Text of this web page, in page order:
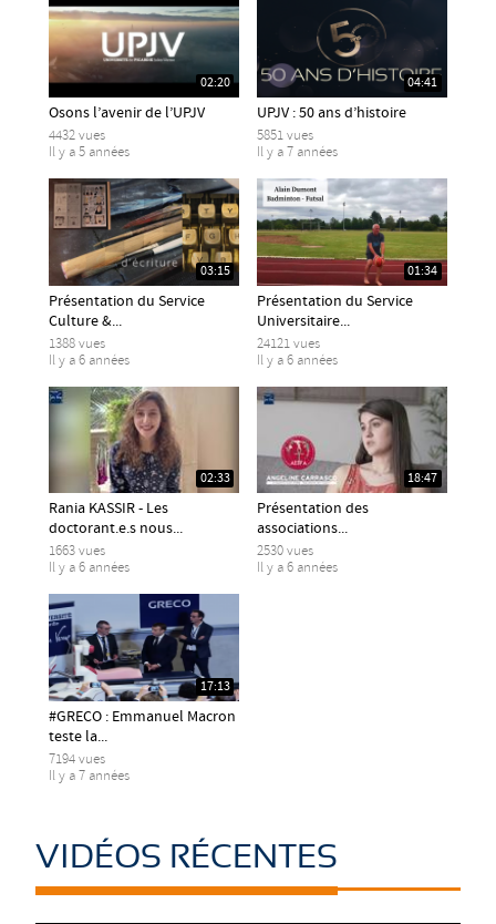
02:20
Osons l’avenir de l’UPJV
4432 vues
Il y a 5 années
04:41
UPJV : 50 ans d’histoire
5851 vues
Il y a 7 années
03:15
Présentation du Service
Culture &...
1388 vues
Il y a 6 années
01:34
Présentation du Service
Universitaire...
24121 vues
Il y a 6 années
02:33
Rania KASSIR - Les
doctorant.e.s nous...
1663 vues
Il y a 6 années
18:47
Présentation des
associations...
2530 vues
Il y a 6 années
17:13
#GRECO : Emmanuel Macron
teste la...
7194 vues
Il y a 7 années
VIDÉOS RÉCENTES